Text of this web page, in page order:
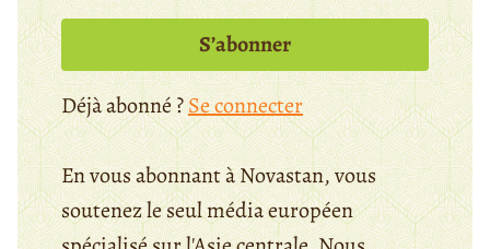
S’abonner
Déjà abonné ?Se connecter
En vous abonnant à Novastan, vous
soutenez le seul média européen